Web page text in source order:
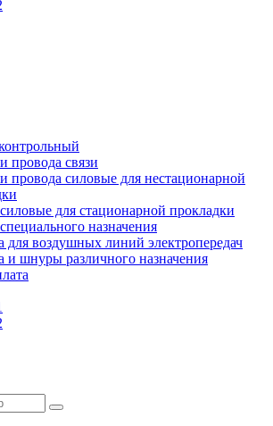
провода связи
провода силовые для нестационарной
для стационарной прокладки
назначения
для воздушных линий электропередач
и шнуры различного назначения